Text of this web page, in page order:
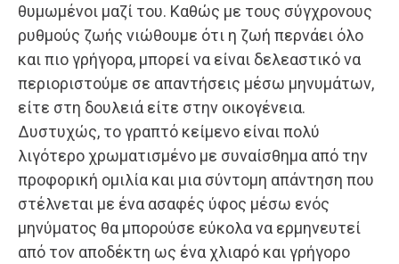
θυμωμένοι μαζί του. Καθώς με τους σύγχρονους
ρυθμούς ζωής νιώθουμε ότι η ζωή περνάει όλο
και πιο γρήγορα, μπορεί να είναι δελεαστικό να
περιοριστούμε σε απαντήσεις μέσω μηνυμάτων,
είτε στη δουλειά είτε στην οικογένεια.
Δυστυχώς, το γραπτό κείμενο είναι πολύ
λιγότερο χρωματισμένο με συναίσθημα από την
προφορική ομιλία και μια σύντομη απάντηση που
στέλνεται με ένα ασαφές ύφος μέσω ενός
μηνύματος θα μπορούσε εύκολα να ερμηνευτεί
από τον αποδέκτη ως ένα χλιαρό και γρήγορο